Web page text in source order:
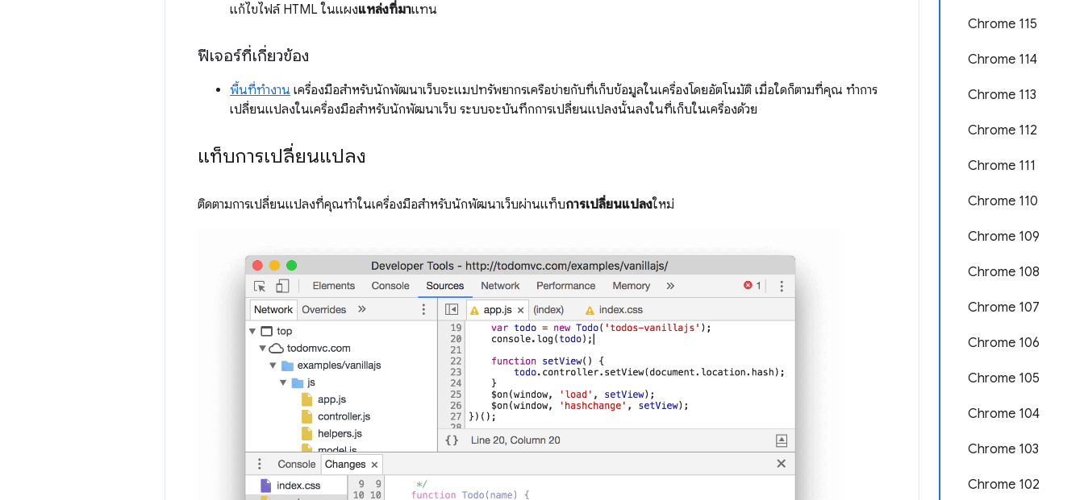
Chrome 115
Chrome 114
Chrome 113
Chrome 112
Chrome 111
Chrome 110
Chrome 109
Chrome 108
Chrome 107
Chrome 106
Chrome 105
Chrome 104
Chrome 103
Chrome 102
แก้ไขไฟล์ HTML ในแผงแหล่งที่มาแทน
ฟีเจอร์ที่เกี่ยวข้อง
พื้นที่ทำงาน เครื่องมือสำหรับนักพัฒนาเว็บจะแมปทรัพยากรเครือข่ายกับที่เก็บข้อมูลในเครื่องโดยอัตโนมัติ เมื่อใดก็ตามที่คุณ ทำการ
เปลี่ยนแปลงในเครื่องมือสำหรับนักพัฒนาเว็บ ระบบจะบันทึกการเปลี่ยนแปลงนั้นลงในที่เก็บในเครื่องด้วย
แท็บการเปลี่ยนแปลง
ติดตามการเปลี่ยนแปลงที่คุณทำในเครื่องมือสำหรับนักพัฒนาเว็บผ่านแท็บการเปลี่ยนแปลงใหม่